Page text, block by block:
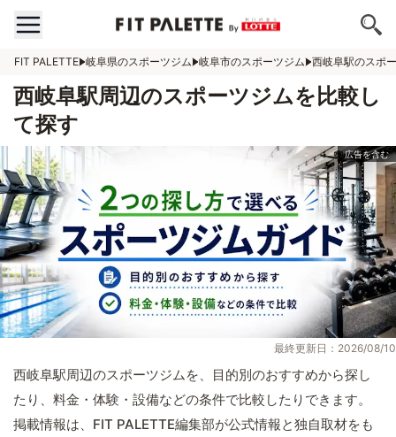
FIT PALETTE 岐阜県のスポーツジム 岐阜市のスポーツジム 西岐阜駅のスポ
西岐阜駅周辺のスポーツジムを比較し
て探す
最終更新日：2026/08/10
西岐阜駅周辺のスポーツジムを、目的別のおすすめから探し
たり、料金・体験・設備などの条件で比較したりできます。
掲載情報は、FIT PALETTE編集部が公式情報と独自取材をも